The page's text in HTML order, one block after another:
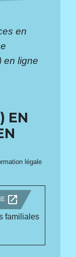
en
en ligne
EN
légale
open_in_new
familiales